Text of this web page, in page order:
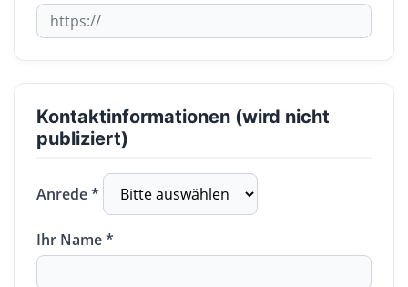
Kontaktinformationen (wird nicht
publiziert)
Anrede *
Ihr Name *